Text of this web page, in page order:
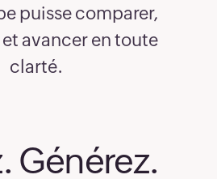
puisse comparer,
avancer en toute
clarté.
Générez.